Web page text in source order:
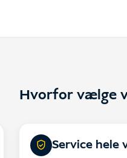
Hvorfor vælge
Service hele